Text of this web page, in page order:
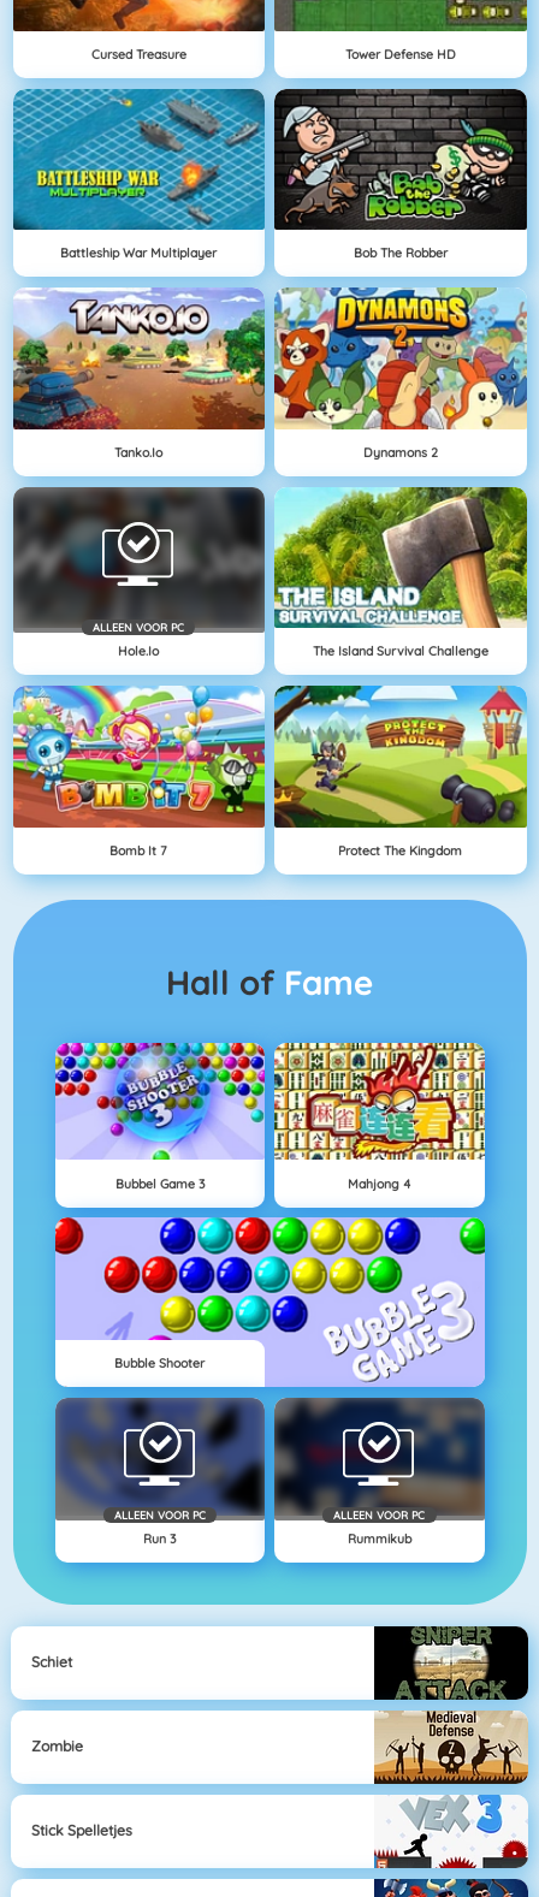
Cursed Treasure Tower Defense HD
Battleship War Multiplayer Bob The Robber
Tanko.io Dynamons 2
ALLEEN VOOR PC
Hole.io The Island Survival Challenge
Bomb It 7 Protect The Kingdom
Hall of Fame
Bubbel Game 3 Mahjong 4
Bubble Shooter
ALLEEN VOOR PC
Run 3
ALLEEN VOOR PC
Rummikub
Schiet
Zombie
Stick Spelletjes